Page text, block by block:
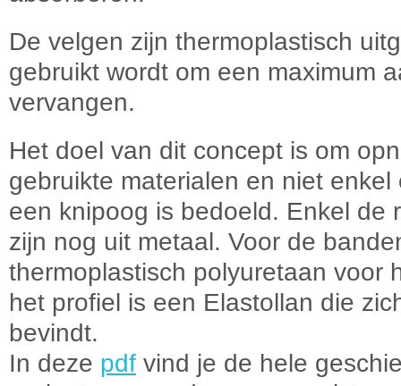
De velgen zijn thermoplastisch
gebruikt wordt om een maximum
vervangen.
Het doel van dit concept is om
gebruikte materialen en niet
een knipoog is bedoeld. Enkel de
zijn nog uit metaal. Voor de
thermoplastisch polyuretaan voor
het profiel is een Elastollan die
bevindt.
In deze pdf vind je de hele